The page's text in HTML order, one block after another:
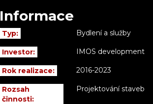
Informace
Typ: Bydlení a služby
Investor: IMOS development
Rok realizace: 2016-2023
Rozsah
činnosti:
Projektování staveb